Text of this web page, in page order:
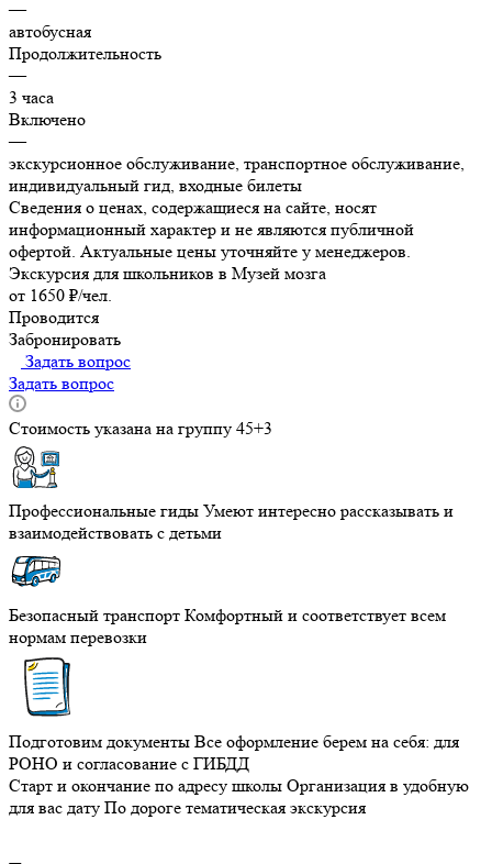
—
автобусная
Продолжительность
—
3 часа
Включено
—
экскурсионное обслуживание, транспортное обслуживание,
индивидуальный гид, входные билеты
Сведения о ценах, содержащиеся на сайте, носят
информационный характер и не являются публичной
офертой. Актуальные цены уточняйте у менеджеров.
Экскурсия для школьников в Музей мозга
от 1650 ₽/чел.
Проводится
Забронировать
Задать вопрос
Задать вопрос
Стоимость указана на группу 45+3
Профессиональные гиды Умеют интересно рассказывать и
взаимодействовать с детьми
Безопасный транспорт Комфортный и соответствует всем
нормам перевозки
Подготовим документы Все оформление берем на себя: для
РОНО и согласование с ГИБДД
Старт и окончание по адресу школы Организация в удобную
для вас дату По дороге тематическая экскурсия